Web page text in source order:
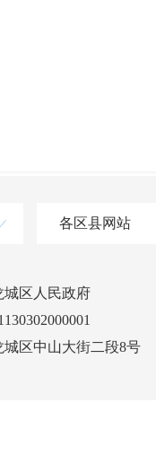
各区县网站
城区人民政府
区中山大街二段8号